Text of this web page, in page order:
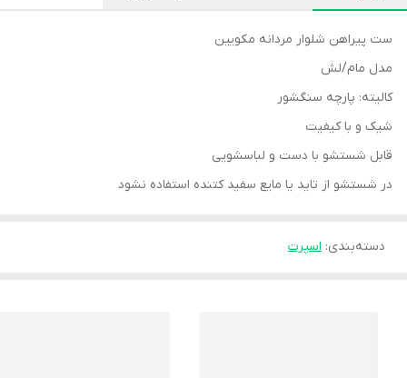
ست پیراهن شلوار مردانه مکویین
مدل مام/لش
کالیته: پارچه سنگشور
شیک و با کیفیت
قابل شستشو با دست و لباسشویی
در شستشو از تاید یا مایع سفید کتنده استفاده نشود
دسته‌بندی: اسپرت